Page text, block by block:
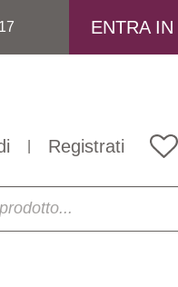
ENTRA
Registrati